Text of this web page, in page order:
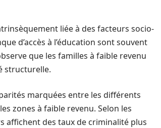
liée à des facteurs socio-
d’accès à l’éducation sont souvent
que les familles à faible revenu
structurelle.
marquées entre les différents
zones à faible revenu. Selon les
affichent des taux de criminalité plus